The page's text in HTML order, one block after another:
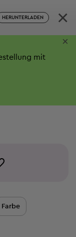
HERUNTERLADEN ×
mit
×
Farbe